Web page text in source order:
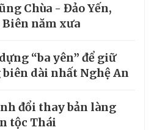
Chùa - Đảo Yến,
năm xưa
“ba yên” để giữ
dài nhất Nghệ An
đổi thay bản làng
tộc Thái